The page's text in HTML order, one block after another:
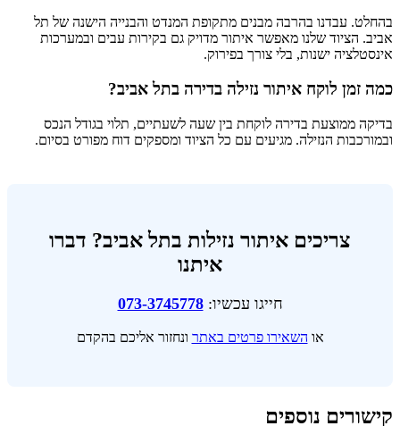
בהחלט. עבדנו בהרבה מבנים מתקופת המנדט והבנייה הישנה של תל
אביב. הציוד שלנו מאפשר איתור מדויק גם בקירות עבים ובמערכות
אינסטלציה ישנות, בלי צורך בפירוק.
כמה זמן לוקח איתור נזילה בדירה בתל אביב?
בדיקה ממוצעת בדירה לוקחת בין שעה לשעתיים, תלוי בגודל הנכס
ובמורכבות הנזילה. מגיעים עם כל הציוד ומספקים דוח מפורט בסיום.
צריכים איתור נזילות בתל אביב? דברו
איתנו
חייגו עכשיו:073-3745778
או השאירו פרטים באתר ונחזור אליכם בהקדם
קישורים נוספים